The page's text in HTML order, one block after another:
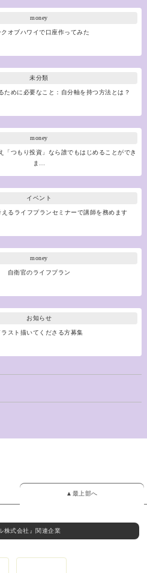
money
クオブハワイで口座作ってみた
未分類
ために必要なこと：自分軸を持つ方法とは？
money
「つもり投資」なら誰でもはじめることができ
ま…
イベント
えるライフプランセミナーで講師を務めます
money
自衛官のライフプラン
お知らせ
ラスト描いてくださる方募集
▲最上部へ
株式会社』関連企業